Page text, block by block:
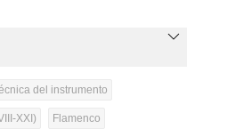
del instrumento
XXI) Flamenco